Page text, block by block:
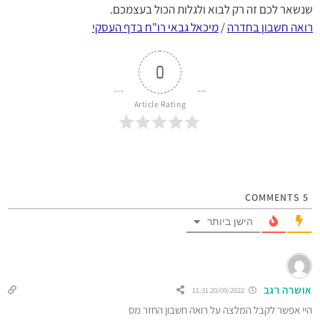
שנשאר לכם זה רק לבוא ולגלות הכול בעצמכם.
רואה חשבון בחדרה/מיכאל גבאי רו"ח בדף העסקי
0
Article Rating
5
הישן ביותר
אושרה רגב 20/09/2022 11:31
היי אפשר לקבל המלצה על רואה חשבון החזר מס